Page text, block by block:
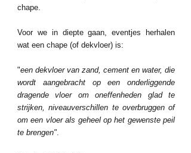
chape.
Voor we in diepte gaan, eventjes herhalen
wat een chape (of dekvloer) is:
"een dekvloer van zand, cement en water, die
wordt aangebracht op een onderliggende
dragende vloer om oneffenheden glad te
strijken, niveauverschillen te overbruggen of
om een vloer als geheel op het gewenste peil
te brengen".